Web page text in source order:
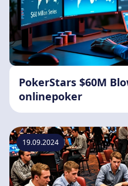
PokerStars $60M
onlinepoker
19.09.2024